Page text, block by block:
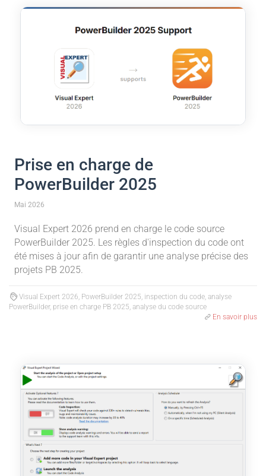
Prise en charge de
PowerBuilder 2025
Mai 2026
Visual Expert 2026 prend en charge le code source
PowerBuilder 2025. Les règles d'inspection du code ont
été mises à jour afin de garantir une analyse précise des
projets PB 2025.
Visual Expert 2026, PowerBuilder 2025, inspection du code, analyse
PowerBuilder, prise en charge PB 2025, analyse du code source
En savoir plus